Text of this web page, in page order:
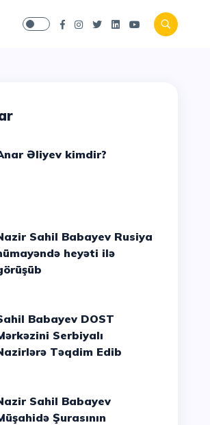
Anar Əliyev kimdir?
Rusiya
heyəti ilə
Serbiyalı
Təqdim Edib
Şurasının